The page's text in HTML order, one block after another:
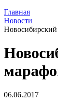
Главная
Новости
06.06.2017